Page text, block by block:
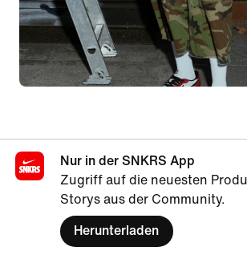
Nur in der SNKRS App
Zugriff auf die neuesten
Storys aus der Community.
Herunterladen